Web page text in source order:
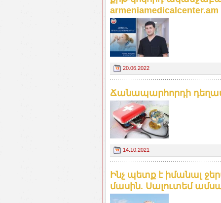
armeniamedicalcenter.am
20.06.2022
Ճանապարհորդի
14.10.2021
Ինչ պետք է իմանալ
մասին. Սալուտեմ